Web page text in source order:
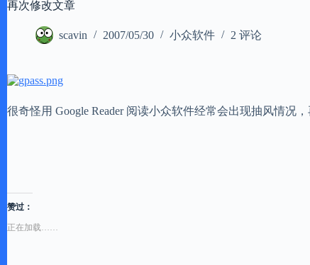
再次修改文章
scavin 2007/05/30 小众软件 2 评论
很奇怪用 Google Reader 阅读小众软件经常会出现抽风情况
赞过：
正在加载……